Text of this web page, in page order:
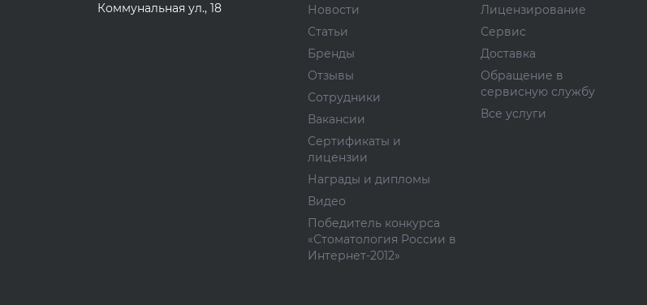
Коммунальная ул., 18
Новости
Статьи
Бренды
Отзывы
Сотрудники
Вакансии
Сертификаты и
лицензии
Награды и дипломы
Видео
Победитель конкурса
«Стоматология России в
Интернет-2012»
Лицензирование
Сервис
Доставка
Обращение в
сервисную службу
Все услуги